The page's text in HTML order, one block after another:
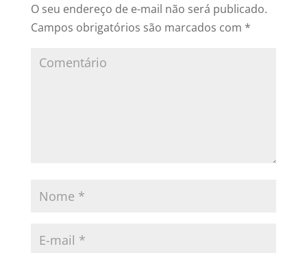
O seu endereço de e-mail não será publicado.
Campos obrigatórios são marcados com *